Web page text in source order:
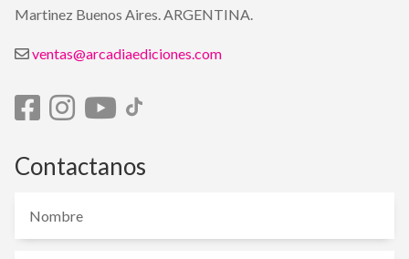
Martinez Buenos Aires. ARGENTINA.
ventas@arcadiaediciones.com
Contactanos